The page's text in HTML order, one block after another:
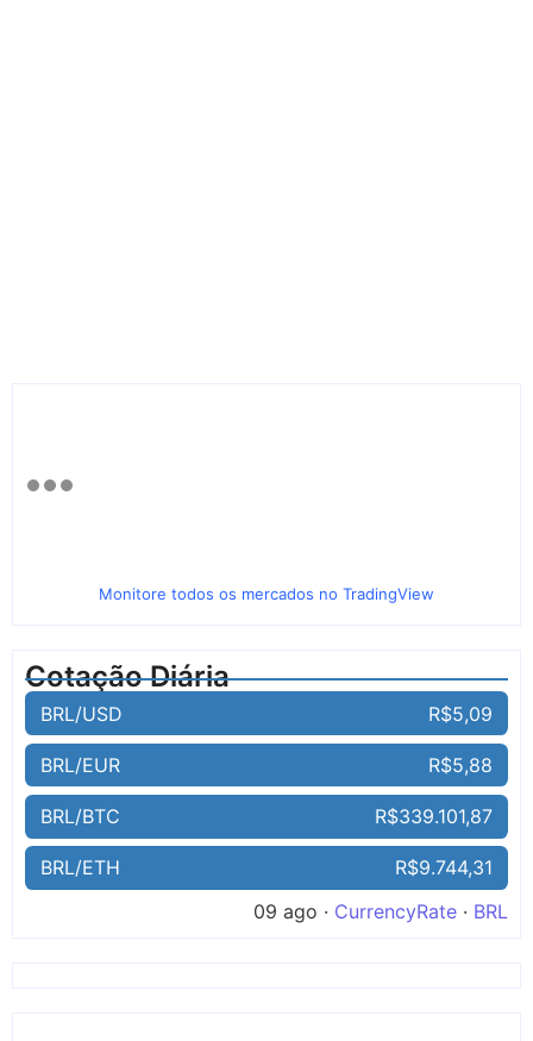
Monitore todos os mercados no TradingView
Cotação Diária
BRL/USD R$5,09
BRL/EUR R$5,88
BRL/BTC R$339.101,87
BRL/ETH
R$9.744,31
09 ago · CurrencyRate · BRL